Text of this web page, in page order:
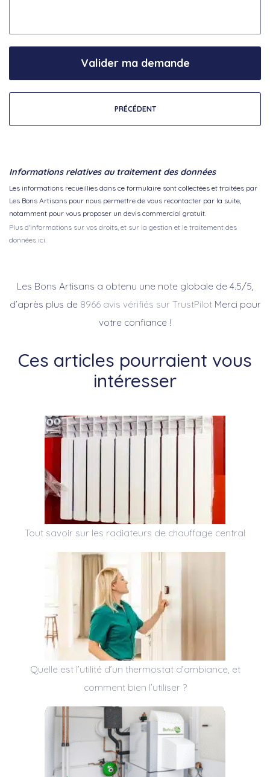
PRÉCÉDENT
Valider ma demande
Informations relatives au traitement des données
Les informations recueillies dans ce formulaire sont collectées et traitées par
Les Bons Artisans pour nous permettre de vous recontacter par la suite,
notamment pour vous proposer un devis commercial gratuit.
Plus d'informations sur vos droits, et sur la gestion et le traitement des
données ici.
Les Bons Artisans a obtenu une note globale de 4.5/5,
d’après plus de 8966 avis vérifiés sur TrustPilotMerci pour
votre confiance !
Ces articles pourraient vous
intéresser
Tout savoir sur les radiateurs de chauffage central
Quelle est l’utilité d’un thermostat d’ambiance, et
comment bien l’utiliser ?